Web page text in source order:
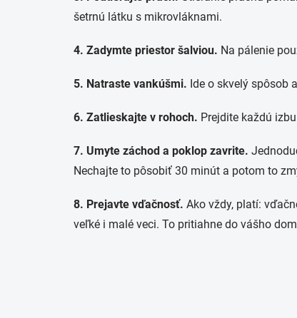
šetrnú látku s mikrovláknami.
4. Zadymte priestor šalviou. Na pálenie
5. Natraste vankúšmi. Ide o skvelý spôsob
6. Zatlieskajte v rohoch. Prejdite každú
7. Umyte záchod a poklop zavrite.
Nechajte to pôsobiť 30 minút a potom to
8. Prejavte vďačnosť. Ako vždy, platí:
veľké i malé veci. To pritiahne do vášho